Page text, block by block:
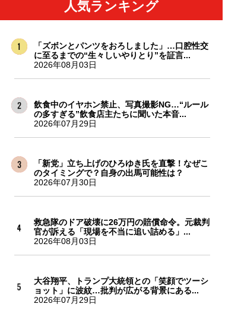
人気ランキング
「ズボンとパンツをおろしました」…口腔性交
に至るまでの“生々しいやりとり”を証言...
2026年08月03日
飲食中のイヤホン禁止、写真撮影NG…“ルール
の多すぎる”飲食店主たちに聞いた本音...
2026年07月29日
「新党」立ち上げのひろゆき氏を直撃！なぜこ
のタイミングで？自身の出馬可能性は？
2026年07月30日
救急隊のドア破壊に26万円の賠償命令。元裁判
官が訴える「現場を不当に追い詰める」...
2026年08月03日
大谷翔平、トランプ大統領との「笑顔でツーシ
ョット」に波紋…批判が広がる背景にある...
2026年07月29日